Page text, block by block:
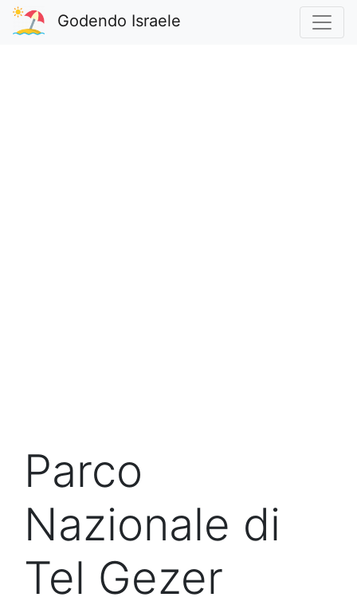
Godendo Israele
Parco
Nazionale di
Tel Gezer